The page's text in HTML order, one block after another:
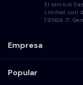
El servicio
Limited, con
TIENDA 17,
Empresa
Popular